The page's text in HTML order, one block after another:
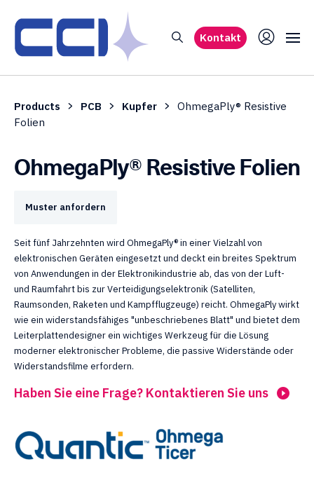
Kontakt
Products PCB Kupfer
OhmegaPly® Resistive
Folien
OhmegaPly® Resistive Folien
Muster anfordern
Seit fünf Jahrzehnten wird OhmegaPly® in einer Vielzahl von
elektronischen Geräten eingesetzt und deckt ein breites Spektrum
von Anwendungen in der Elektronikindustrie ab, das von der Luft-
und Raumfahrt bis zur Verteidigungselektronik (Satelliten,
Raumsonden, Raketen und Kampfflugzeuge) reicht. OhmegaPly wirkt
wie ein widerstandsfähiges "unbeschriebenes Blatt" und bietet dem
Leiterplattendesigner ein wichtiges Werkzeug für die Lösung
moderner elektronischer Probleme, die passive Widerstände oder
Widerstandsfilme erfordern.
Haben Sie eine Frage? Kontaktieren Sie uns